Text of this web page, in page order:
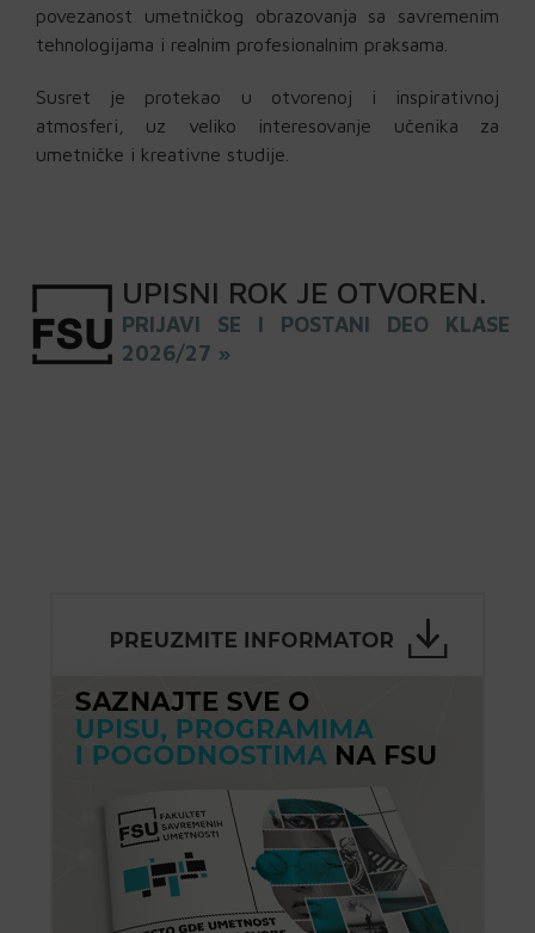
povezanost umetničkog obrazovanja sa savremenim
tehnologijama i realnim profesionalnim praksama.
Susret je protekao u otvorenoj i inspirativnoj
atmosferi, uz veliko interesovanje učenika za
umetničke i kreativne studije.
UPISNI ROK JE OTVOREN.
PRIJAVI SE I POSTANI DEO KLASE
2026/27 »